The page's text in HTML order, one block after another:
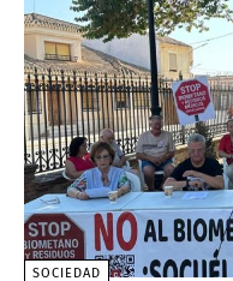
SOCIEDAD